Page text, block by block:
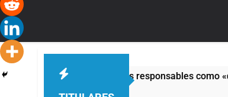
calificó a los responsables como «delincuentes